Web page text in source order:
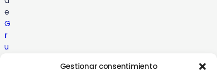
Gestionar consentimiento
e
G
r
u